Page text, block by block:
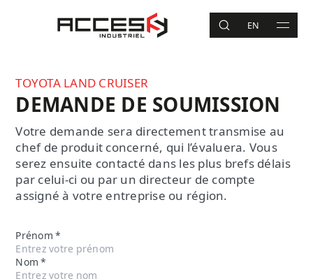
Accès Industriel
RECHERCHE
EN MAIN
Recherche
TOYOTA LAND CRUISER
DEMANDE DE SOUMISSION
Votre demande sera directement transmise au
chef de produit concerné, qui l’évaluera. Vous
serez ensuite contacté dans les plus brefs délais
par celui-ci ou par un directeur de compte
assigné à votre entreprise ou région.
Prénom*
Nom*